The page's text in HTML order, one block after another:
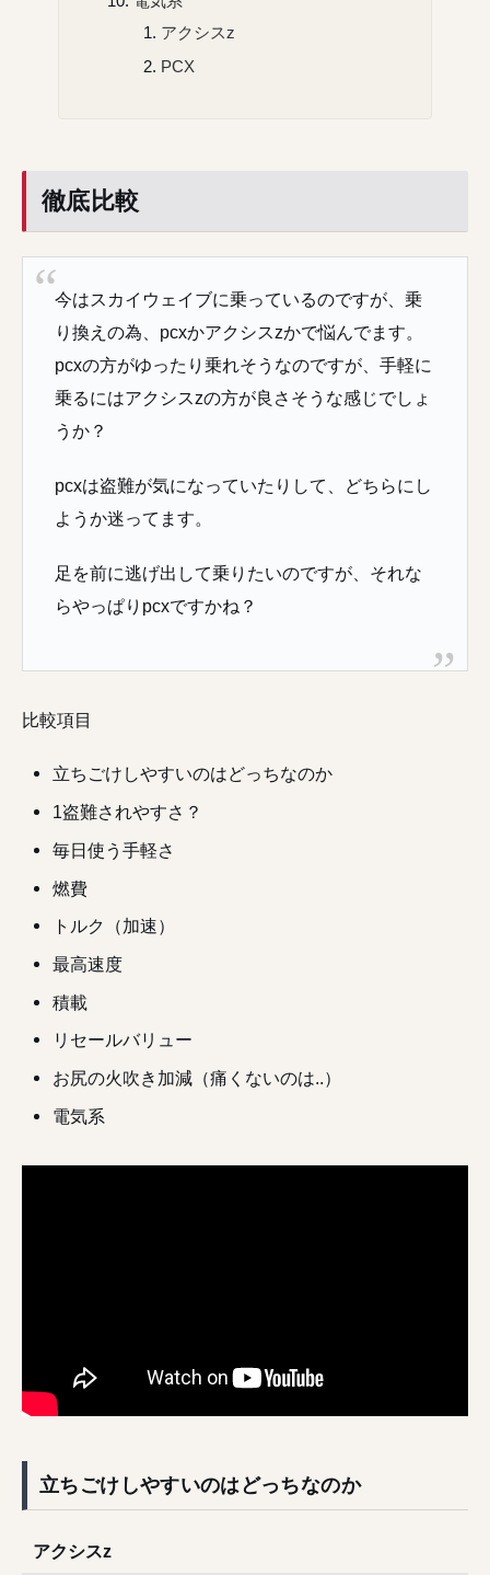
アクシスz
PCX
徹底比較
今はスカイウェイブに乗っているのですが、乗
り換えの為、pcxかアクシスzかで悩んでます。
pcxの方がゆったり乗れそうなのですが、手軽に
乗るにはアクシスzの方が良さそうな感じでしょ
うか？
pcxは盗難が気になっていたりして、どちらにし
ようか迷ってます。
足を前に逃げ出して乗りたいのですが、それな
らやっぱりpcxですかね？
比較項目
立ちごけしやすいのはどっちなのか
1盗難されやすさ？
毎日使う手軽さ
燃費
トルク（加速）
最高速度
積載
リセールバリュー
お尻の火吹き加減（痛くないのは..）
電気系
立ちごけしやすいのはどっちなのか
アクシスz